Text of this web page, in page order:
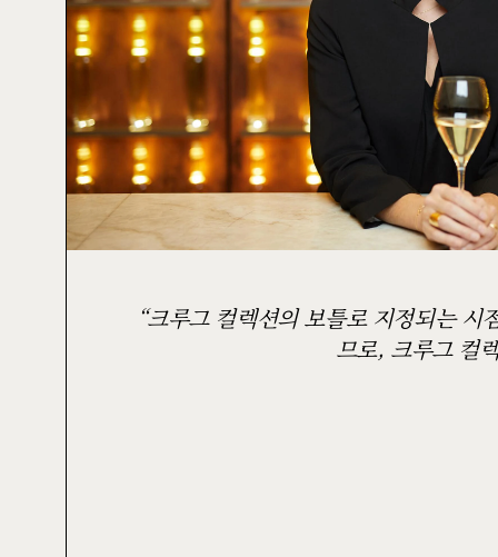
크루그 컬렉션의 보틀로 지정되는
므로, 크루그 컬